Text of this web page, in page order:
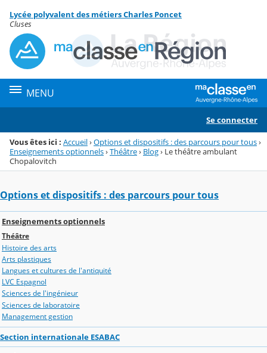
Menu de la rubrique
Contenu
Lycée polyvalent des métiers Charles Poncet
Cluses
MENU
Se connecter
Vous êtes ici : Accueil›Options et dispositifs : des parcours pour tous›
Enseignements optionnels›Théâtre› Blog› Le théâtre ambulant
Chopalovitch
Options et dispositifs : des parcours pour tous
Enseignements optionnels
Théâtre
Histoire des arts
Arts plastiques
Langues et cultures de l'antiquité
LVC Espagnol
Sciences de l'ingénieur
Sciences de laboratoire
Management gestion
Section internationale ESABAC